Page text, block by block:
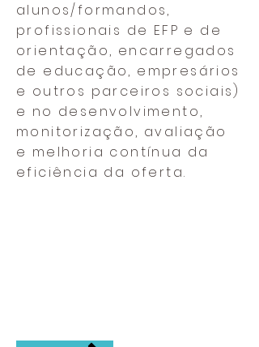
alunos/formandos,
profissionais de EFP e de
orientação, encarregados
de educação, empresários
e outros parceiros sociais)
e no desenvolvimento,
monitorização, avaliação
e melhoria contínua da
eficiência da oferta.